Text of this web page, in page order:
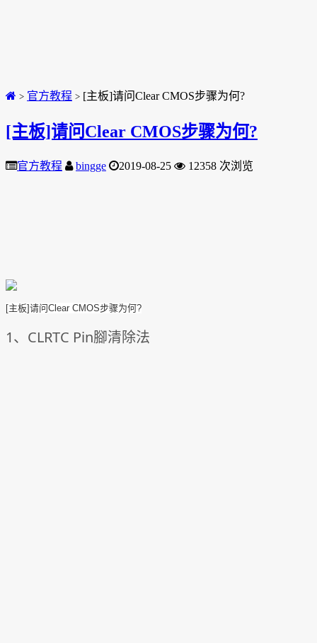
> 官方教程 > [主板]请问Clear CMOS步骤为何?
[主板]请问Clear CMOS步骤为何?
官方教程 bingge 2019-08-25 12358 次浏览
[主板]请问Clear CMOS步骤为何?
1、CLRTC Pin腳清除法